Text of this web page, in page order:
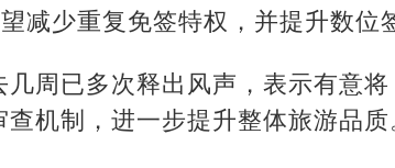
减少重复免签特权，并提升数位
周已多次释出风声，表示有意
机制，进一步提升整体旅游品质